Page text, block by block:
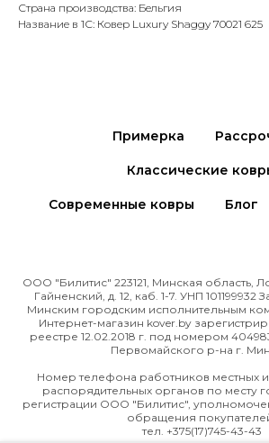
Страна производства: Бельгия
Название в 1С: Ковер Luxury Shaggy 70021 625
Примерка
Классические
Современные ковры Блог
ООО "Билитис" 223121, Минская область,
Гайненский, д. 12, каб. 1-7. УНП 101199932
Минским городским исполнительным
Интернет-магазин kover.by
реестре 12.02.2018 г. под номером
Первомайского р-на г.
Номер телефона работников местных
распорядительных органов по месту
регистрации ООО "Билитис",
обращения
тел. +375(17)745-43-43